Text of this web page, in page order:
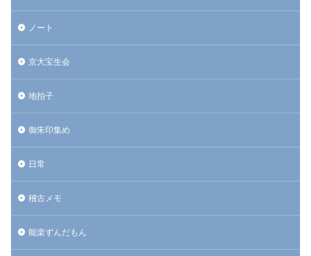
ノート
京大宝生会
地拍子
御朱印集め
日常
稽古メモ
能楽ずんだもん